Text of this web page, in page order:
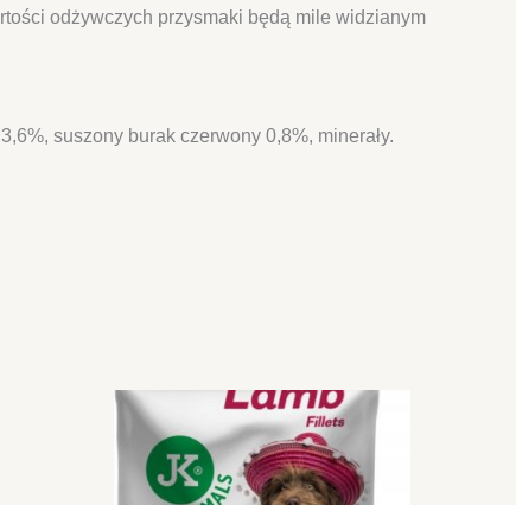
odżywczych przysmaki będą mile widzianym
suszony burak czerwony 0,8%, minerały.